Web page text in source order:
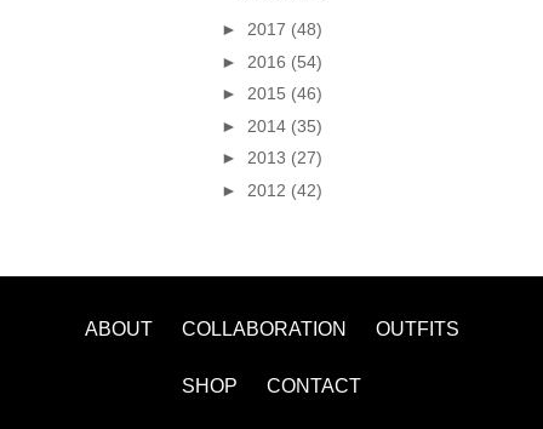
► 2017 (48)
► 2016 (54)
► 2015 (46)
► 2014 (35)
► 2013 (27)
► 2012 (42)
ABOUT COLLABORATION OUTFITS
SHOP CONTACT